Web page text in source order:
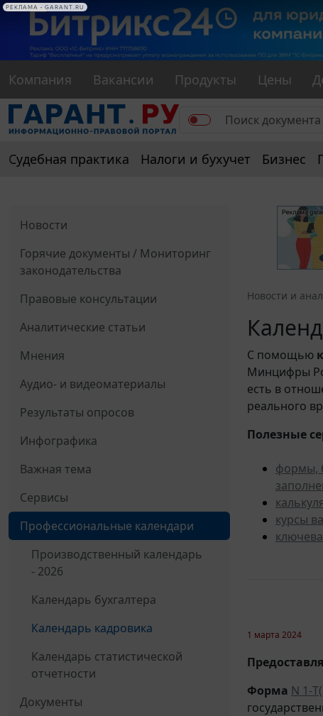
РЕКЛАМА
Компания Вакансии Продукты Цены
Судебная практика Налоги и бухучет Бизнес
Новости
Горячие документы / Мониторинг
законодательства
Правовые консультации
Аналитические статьи
Мнения
Аудио- и видеоматериалы
Результаты опросов
Инфографика
Важная тема
Сервисы
Профессиональные календари
Производственный календарь
- 2026
Календарь бухгалтера
Календарь кадровика
Календарь статистической
отчетности
Документы
Новости и
С помощью
Минцифры
есть в
реального
Полезные
формы,
курсы
1 марта 2024
Форма N 1-
РЕКЛАМА • GARANT.RU